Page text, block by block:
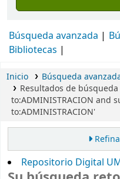
Búsqueda avanzada
Bibliotecas
Inicio
Búsqueda
Resultados de
to:ADMINISTRACION and
to:ADMINISTRACION'
Repositorio Digital